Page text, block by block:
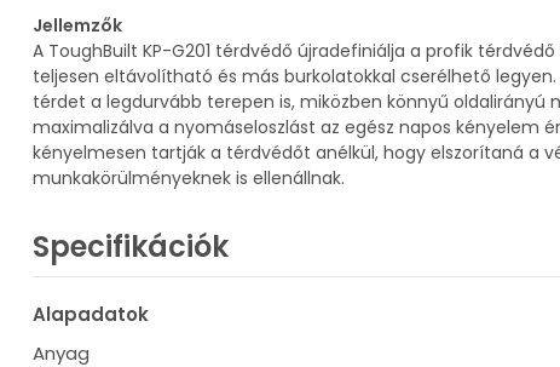
Jellemzők
A ToughBuilt KP-G201 térdvédő újradefiniálja a profik
teljesen eltávolítható és más burkolatokkal cserélhető
térdet a legdurvább terepen is, miközben könnyű
maximalizálva a nyomáseloszlást az egész napos kényelem
kényelmesen tartják a térdvédőt anélkül, hogy elszorítaná a
munkakörülményeknek is ellenállnak.
Specifikációk
Alapadatok
Anyag